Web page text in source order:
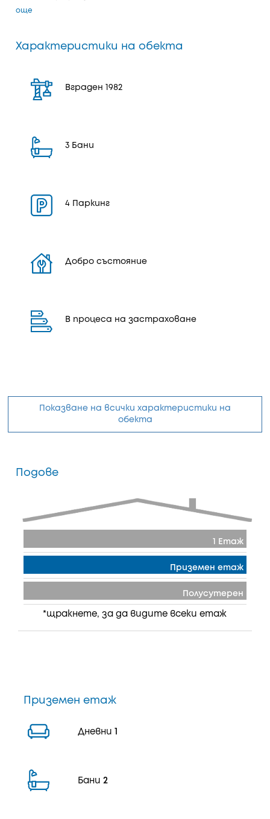
още
Характеристики на обекта
Вграден 1982
3 Бани
4 Паркинг
Добро състояние
В процеса на застраховане
Показване на всички характеристики на
обекта
Подове
1 Етаж
Приземен етаж
Полусутерен
*щракнете, за да видите всеки етаж
Приземен етаж
Дневни
Бани 2